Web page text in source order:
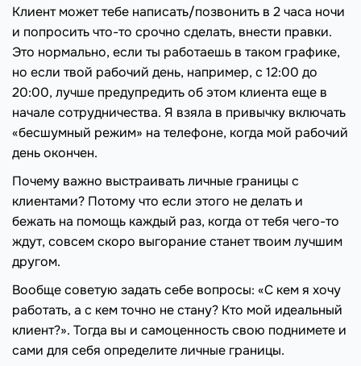
Клиент может тебе написать/позвонить в 2 часа ночи
и попросить что-то срочно сделать, внести правки.
Это нормально, если ты работаешь в таком графике,
но если твой рабочий день, например, с 12:00 до
20:00, лучше предупредить об этом клиента еще в
начале сотрудничества. Я взяла в привычку включать
«бесшумный режим» на телефоне, когда мой рабочий
день окончен.
Почему важно выстраивать личные границы с
клиентами? Потому что если этого не делать и
бежать на помощь каждый раз, когда от тебя чего-то
ждут, совсем скоро выгорание станет твоим лучшим
другом.
Вообще советую задать себе вопросы: «С кем я хочу
работать, а с кем точно не стану? Кто мой идеальный
клиент?». Тогда вы и самоценность свою поднимете и
сами для себя определите личные границы.